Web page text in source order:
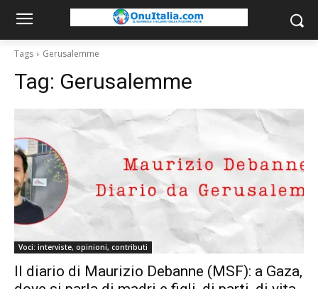
Tags Gerusalemme
Tag: Gerusalemme
Voci: interviste, opinioni, contributi
Il diario di Maurizio Debanne (MSF): a Gaza,